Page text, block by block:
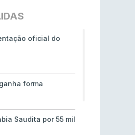
oficial do
forma
Saudita por 55 mil